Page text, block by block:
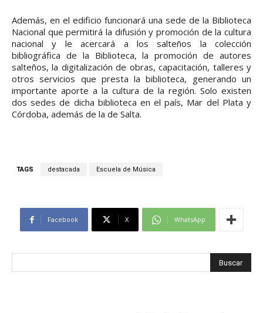
Además, en el edificio funcionará una sede de la Biblioteca
Nacional que permitirá la difusión y promoción de la cultura
nacional y le acercará a los salteños la colección
bibliográfica de la Biblioteca, la promoción de autores
salteños, la digitalización de obras, capacitación, talleres y
otros servicios que presta la biblioteca, generando un
importante aporte a la cultura de la región. Solo existen
dos sedes de dicha biblioteca en el país, Mar del Plata y
Córdoba, además de la de Salta.
TAGS destacada Escuela de Música
Facebook X WhatsApp